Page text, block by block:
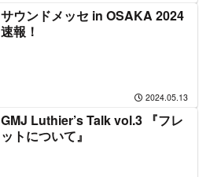
サウンドメッセ in OSAKA 2024
速報！
2024.05.13
GMJ Luthier’s Talk vol.3 『フレ
ットについて』